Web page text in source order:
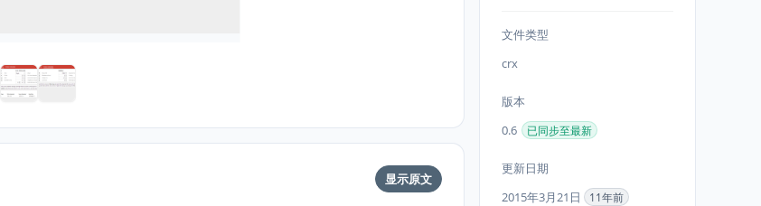
显示原文
文件类型
crx
版本
0.6
已同步至最新
更新日期
2015年3月21日
11年前